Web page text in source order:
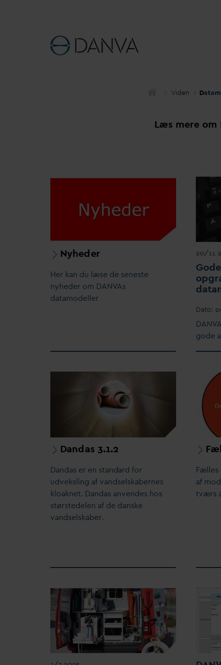
Viden D
Læs mere om
Nyheder
Her kan du læse de seneste
nyheder om DANVAs
datamodeller
20/11
d
Dato:
DANV
gode
Dandas 3.1.2
Dandas er en standard for
udveksling af vandselskabernes
kloaknet. Dandas anvendes hos
størstedelen af de danske
vandselskaber.
F
Fælles
af
tværs